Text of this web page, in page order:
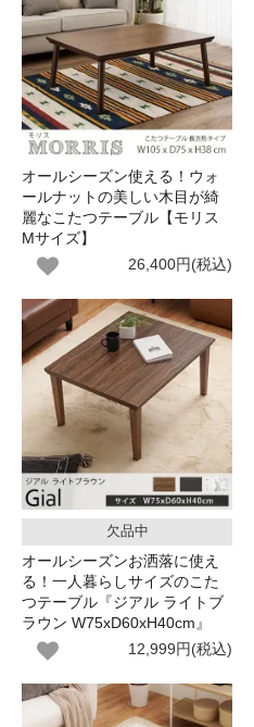
オールシーズン使える！ウォ
ールナットの美しい木目が綺
麗なこたつテーブル【モリス
Mサイズ】
26,400円(税込)
欠品中
オールシーズンお洒落に使え
る！一人暮らしサイズのこた
つテーブル『ジアル ライトブ
ラウン W75xD60xH40cm』
12,999円(税込)